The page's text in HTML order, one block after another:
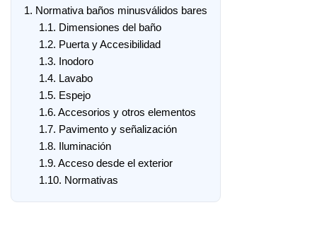
1. Normativa baños minusválidos bares
1.1. Dimensiones del baño
1.2. Puerta y Accesibilidad
1.3. Inodoro
1.4. Lavabo
1.5. Espejo
1.6. Accesorios y otros elementos
1.7. Pavimento y señalización
1.8. Iluminación
1.9. Acceso desde el exterior
1.10. Normativas